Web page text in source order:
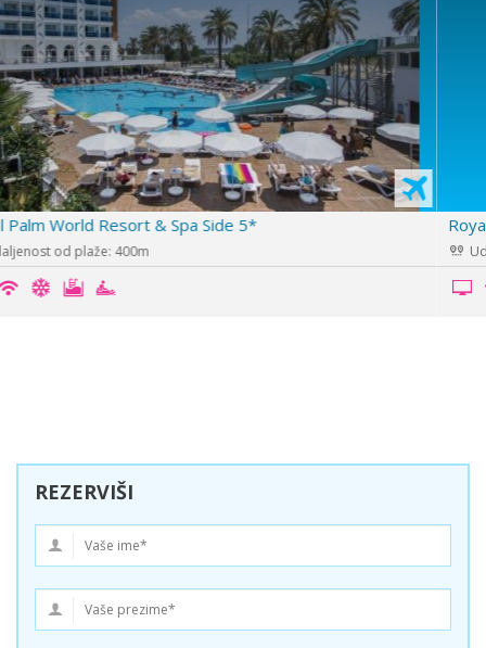
Royal Dragon 5*
Udaljenost od plaže: 0m
REZERVIŠI